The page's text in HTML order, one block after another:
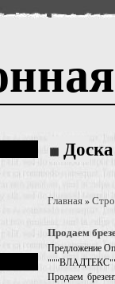
Главная»
Продаем
Предложение
"""ВЛАДТЕКС""—
Продаем